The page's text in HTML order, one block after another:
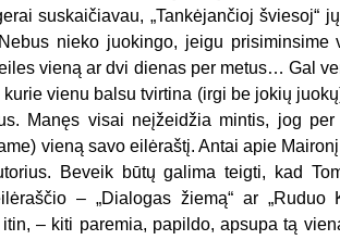
suskaičiavau, „Tankėjančioj šviesoj“
nieko juokingo, jeigu prisiminsime
vieną ar dvi dienas per metus… Gal
vienu balsu tvirtina (irgi be jokių
Manęs visai neįžeidžia mintis, jog
vieną savo eilėraštį. Antai apie
Beveik būtų galima teigti, kad
– „Dialogas žiemą“ ar „Ruduo
– kiti paremia, papildo, apsupa tą